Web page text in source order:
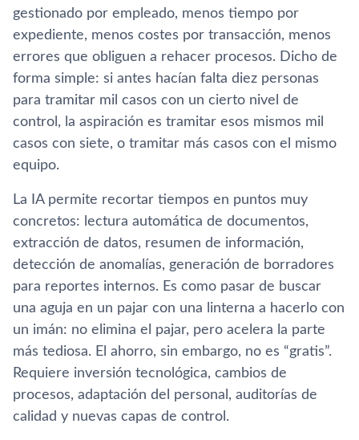
gestionado por empleado, menos tiempo por
expediente, menos costes por transacción, menos
errores que obliguen a rehacer procesos. Dicho de
forma simple: si antes hacían falta diez personas
para tramitar mil casos con un cierto nivel de
control, la aspiración es tramitar esos mismos mil
casos con siete, o tramitar más casos con el mismo
equipo.
La IA permite recortar tiempos en puntos muy
concretos: lectura automática de documentos,
extracción de datos, resumen de información,
detección de anomalías, generación de borradores
para reportes internos. Es como pasar de buscar
una aguja en un pajar con una linterna a hacerlo con
un imán: no elimina el pajar, pero acelera la parte
más tediosa. El ahorro, sin embargo, no es “gratis”.
Requiere inversión tecnológica, cambios de
procesos, adaptación del personal, auditorías de
calidad y nuevas capas de control.